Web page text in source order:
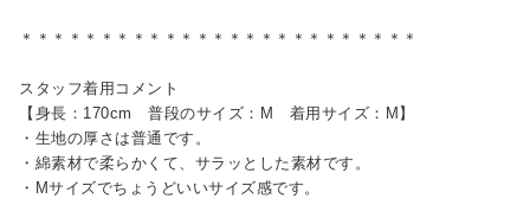
＊＊＊＊＊＊＊＊＊＊＊＊＊＊＊＊＊＊＊＊＊＊＊＊＊
スタッフ着用コメント
【身長：170cm 普段のサイズ：M 着用サイズ：M】
・生地の厚さは普通です。
・綿素材で柔らかくて、サラッとした素材です。
・Mサイズでちょうどいいサイズ感です。